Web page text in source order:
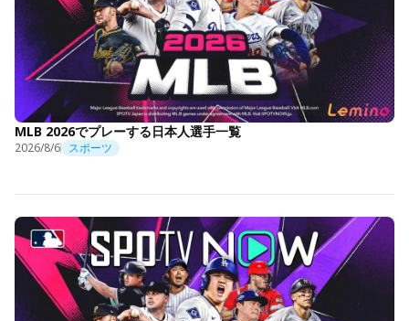
MLB 2026でプレーする日本人選手一覧
2026/8/6 スポーツ